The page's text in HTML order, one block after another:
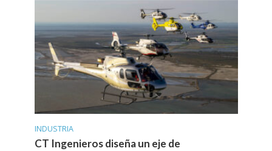
INDUSTRIA
CT Ingenieros diseña un eje de